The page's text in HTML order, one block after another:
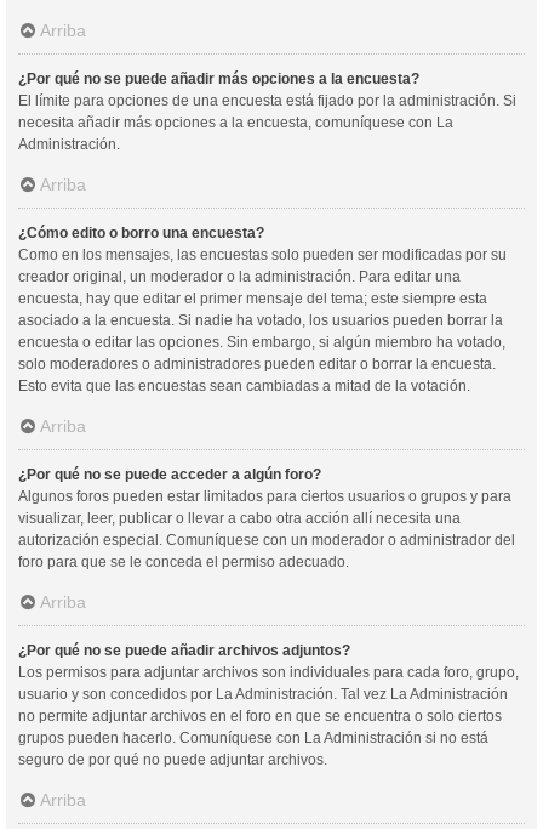
Arriba
¿Por qué no se puede añadir más opciones a la encuesta?
El límite para opciones de una encuesta está fijado por la administración. Si
necesita añadir más opciones a la encuesta, comuníquese con La
Administración.
Arriba
¿Cómo edito o borro una encuesta?
Como en los mensajes, las encuestas solo pueden ser modificadas por su
creador original, un moderador o la administración. Para editar una
encuesta, hay que editar el primer mensaje del tema; este siempre esta
asociado a la encuesta. Si nadie ha votado, los usuarios pueden borrar la
encuesta o editar las opciones. Sin embargo, si algún miembro ha votado,
solo moderadores o administradores pueden editar o borrar la encuesta.
Esto evita que las encuestas sean cambiadas a mitad de la votación.
Arriba
¿Por qué no se puede acceder a algún foro?
Algunos foros pueden estar limitados para ciertos usuarios o grupos y para
visualizar, leer, publicar o llevar a cabo otra acción allí necesita una
autorización especial. Comuníquese con un moderador o administrador del
foro para que se le conceda el permiso adecuado.
Arriba
¿Por qué no se puede añadir archivos adjuntos?
Los permisos para adjuntar archivos son individuales para cada foro, grupo,
usuario y son concedidos por La Administración. Tal vez La Administración
no permite adjuntar archivos en el foro en que se encuentra o solo ciertos
grupos pueden hacerlo. Comuníquese con La Administración si no está
seguro de por qué no puede adjuntar archivos.
Arriba